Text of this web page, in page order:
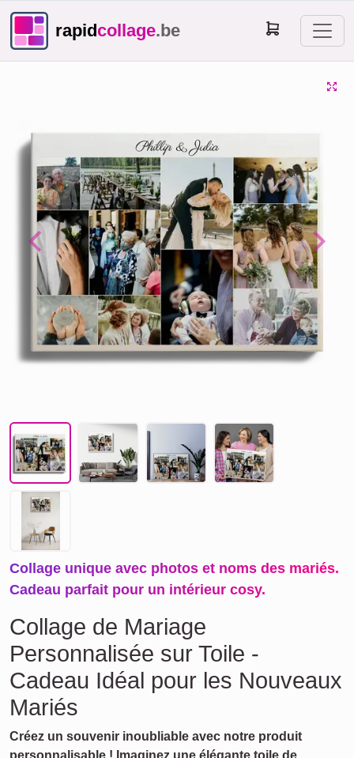
rapidcollage.be
Previous Next
Collage unique avec photos et noms des mariés.
Cadeau parfait pour un intérieur cosy.
Collage de Mariage
Personnalisée sur Toile -
Cadeau Idéal pour les Nouveaux
Mariés
Créez un souvenir inoubliable avec notre produit
personnalisable ! Imaginez une élégante toile de